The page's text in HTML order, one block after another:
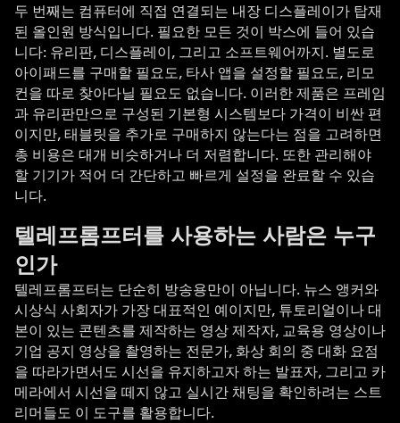
두 번째는 컴퓨터에 직접 연결되는 내장 디스플레이가 탑재
된 올인원 방식입니다. 필요한 모든 것이 박스에 들어 있습
니다: 유리판, 디스플레이, 그리고 소프트웨어까지. 별도로
아이패드를 구매할 필요도, 타사 앱을 설정할 필요도, 리모
컨을 따로 찾아다닐 필요도 없습니다. 이러한 제품은 프레임
과 유리판만으로 구성된 기본형 시스템보다 가격이 비싼 편
이지만, 태블릿을 추가로 구매하지 않는다는 점을 고려하면
총 비용은 대개 비슷하거나 더 저렴합니다. 또한 관리해야
할 기기가 적어 더 간단하고 빠르게 설정을 완료할 수 있습
니다.
텔레프롬프터를 사용하는 사람은 누구
인가
텔레프롬프터는 단순히 방송용만이 아닙니다. 뉴스 앵커와
시상식 사회자가 가장 대표적인 예이지만, 튜토리얼이나 대
본이 있는 콘텐츠를 제작하는 영상 제작자, 교육용 영상이나
기업 공지 영상을 촬영하는 전문가, 화상 회의 중 대화 요점
을 따라가면서도 시선을 유지하고자 하는 발표자, 그리고 카
메라에서 시선을 떼지 않고 실시간 채팅을 확인하려는 스트
리머들도 이 도구를 활용합니다.